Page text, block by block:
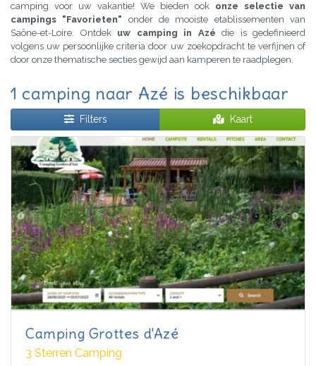
camping voor uw vakantie! We bieden ook onze selectie van
campings "Favorieten" onder de mooiste etablissementen van
Saône-et-Loire. Ontdek uw camping in Azé die is gedefinieerd
volgens uw persoonlijke criteria door uw zoekopdracht te verfijnen of
door onze thematische secties gewijd aan kamperen te raadplegen.
1 camping naar Azé is beschikbaar
Filters Kaart
Camping Grottes d'Azé
3 Sterren Camping